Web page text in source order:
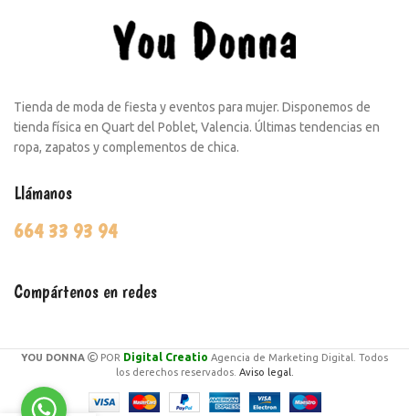
Tienda de moda de fiesta y eventos para mujer. Disponemos de
tienda física en Quart del Poblet, Valencia. Últimas tendencias en
ropa, zapatos y complementos de chica.
Llámanos
664 33 93 94
Compártenos en redes
YOU DONNA POR Digital Creatio Agencia de Marketing Digital. Todos
los derechos reservados. Aviso legal.